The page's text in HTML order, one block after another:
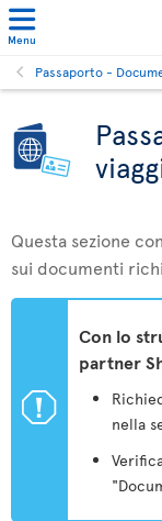
Menu
Passaporto -
Questa sezione
sui documenti
ü
Con lo
partner
nella